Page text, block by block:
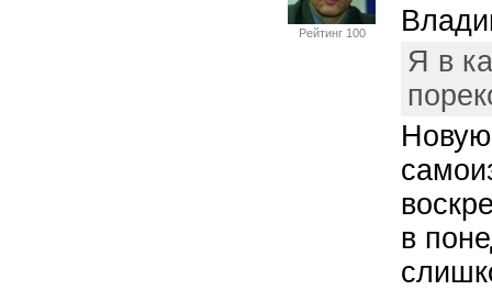
Рейтинг 100
Я в
в